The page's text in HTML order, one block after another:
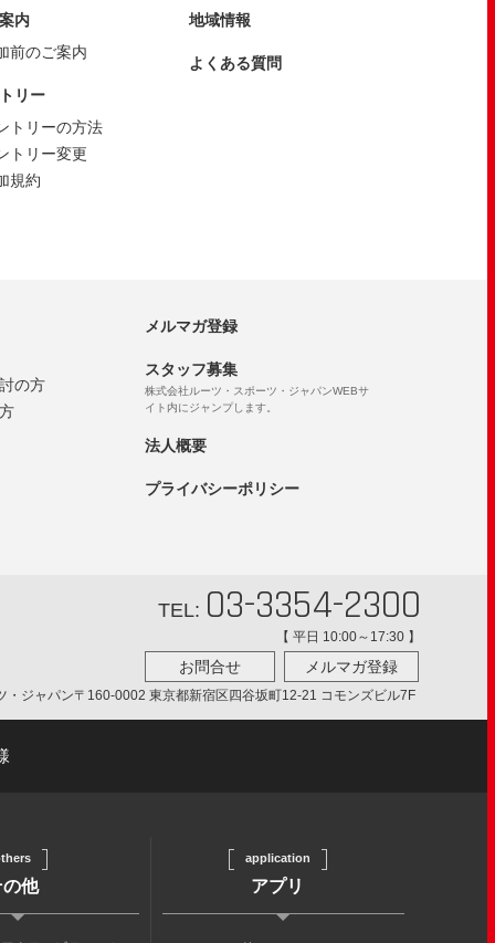
内
前のご案内
リー
トリーの方法
トリー変更
規約
地域情報
よくある質問
の方
メルマガ登録
スタッフ募集
株式会社ルーツ・スポーツ・ジャパンWEBサ
イト内にジャンプします。
法人概要
プライバシーポリシー
TEL: 03-3354-2300
【 平日 10:00～17:30 】
お問合せ メルマガ登録
・ジャパン〒160-0002 東京都新宿区四谷坂町12-21 コモンズビル7F
の他
application
アプリ